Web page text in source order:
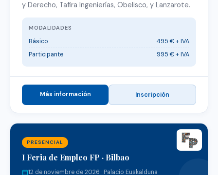
y Derecho, Tafira Ingenierías, Obelisco, y Lanzarote.
MODALIDADES
Básico
495 € + IVA
Participante
995 € + IVA
Más información Inscripción
PRESENCIAL
I Feria de Empleo FP · Bilbao
12 de noviembre de 2026 · Palacio Euskalduna